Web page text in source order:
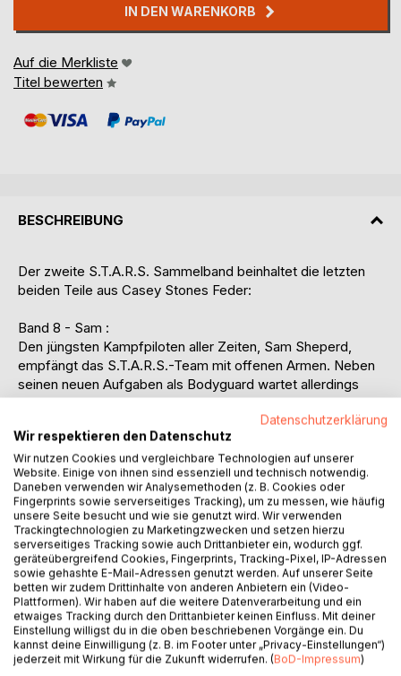
IN DEN WARENKORB
Auf die Merkliste
Titel bewerten
BESCHREIBUNG
Der zweite S.T.A.R.S. Sammelband beinhaltet die letzten
beiden Teile aus Casey Stones Feder:
Band 8 - Sam :
Den jüngsten Kampfpiloten aller Zeiten, Sam Sheperd,
empfängt das S.T.A.R.S.-Team mit offenen Armen. Neben
seinen neuen Aufgaben als Bodyguard wartet allerdings
noch eine ganz andere Herausforderung auf ihn: Dr. April
Price. Diese hadert wie Sam mit der Vergangenheit, doch in
ihm hat sie schnell mehr als einen Verbündeten im Kampf
gegen Frustration, Intrigen und verflossene Liebhaber
gefunden. Gemeinsam stürzen sie sich in ein Abenteuer
voller Hindernisse und Gefahren.
Werden sie für den anderen alles riskieren?
Band 9 - Cat:
Sie hat viele Namen.
Sie ist auf der Flucht.
Sie traut den Menschen nicht.
Um ihr Leben zu retten, musste Cat vor Jahren alles, was
sie kannte, aufgeben. Dabei ließ sie auch ihre Affäre
Datenschutzerklärung
Wir respektieren den Datenschutz
Wir nutzen Cookies und vergleichbare Technologien auf unserer
Website. Einige von ihnen sind essenziell und technisch notwendig.
Daneben verwenden wir Analysemethoden (z. B. Cookies oder
Fingerprints sowie serverseitiges Tracking), um zu messen, wie häufig
unsere Seite besucht und wie sie genutzt wird. Wir verwenden
Trackingtechnologien zu Marketingzwecken und setzen hierzu
serverseitiges Tracking sowie auch Drittanbieter ein, wodurch ggf.
geräteübergreifend Cookies, Fingerprints, Tracking-Pixel, IP-Adressen
sowie gehashte E-Mail-Adressen genutzt werden. Auf unserer Seite
betten wir zudem Drittinhalte von anderen Anbietern ein (Video-
Plattformen). Wir haben auf die weitere Datenverarbeitung und ein
etwaiges Tracking durch den Drittanbieter keinen Einfluss. Mit deiner
Einstellung willigst du in die oben beschriebenen Vorgänge ein. Du
kannst deine Einwilligung (z. B. im Footer unter „Privacy-Einstellungen“)
jederzeit mit Wirkung für die Zukunft widerrufen. (BoD-Impressum)